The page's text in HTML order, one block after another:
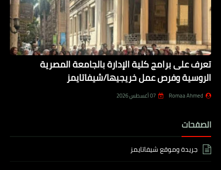
تعرف على برامج كلية الإدارة بالجامعة المصرية
الروسية وفرص عمل خريجيها/شيفاتايمز
Romaa Ahmed 07 أغسطس 2026
الصفحات
جريدة وموقع شيفاتايمز